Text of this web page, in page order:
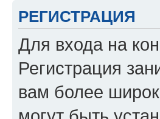
РЕГИСТРАЦИЯ
Для входа на
Регистрация
вам более